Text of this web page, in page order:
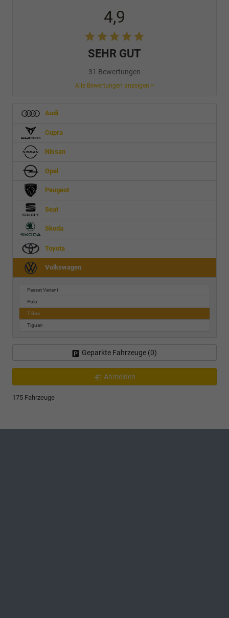
4,9
SEHR GUT
31 Bewertungen
Alle Bewertungen anzeigen >
Audi
Cupra
Nissan
Opel
Peugeot
Seat
Skoda
Toyota
Volkswagen
Passat Variant
Polo
T-Roc
Tiguan
Geparkte Fahrzeuge (0)
Anmelden
175 Fahrzeuge